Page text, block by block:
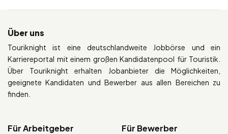
Über uns
Touriknight ist eine deutschlandweite Jobbörse und ein
Karriereportal mit einem großen Kandidatenpool für Touristik.
Über Touriknight erhalten Jobanbieter die Möglichkeiten,
geeignete Kandidaten und Bewerber aus allen Bereichen zu
finden.
Für Arbeitgeber Für Bewerber